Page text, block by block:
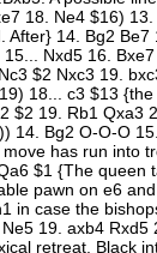
18. Ne4 $16)
After} 14. Bg2
Nxd5 16.
$2 Nxc3 19.
18... c3 $13
$2 19. Rb1 Qxa3
14. Bg2 O-O-O
has run into
$1 {The queen
pawn on e6
in case the
19. axb4 Rxd5
retreat. Black